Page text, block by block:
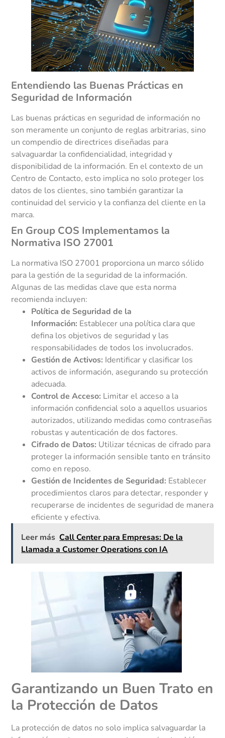
Entendiendo las Buenas Prácticas en
Seguridad de Información
Las buenas prácticas en seguridad de información no
son meramente un conjunto de reglas arbitrarias, sino
un compendio de directrices diseñadas para
salvaguardar la confidencialidad, integridad y
disponibilidad de la información. En el contexto de un
Centro de Contacto, esto implica no solo proteger los
datos de los clientes, sino también garantizar la
continuidad del servicio y la confianza del cliente en la
marca.
En Group COS Implementamos la
Normativa ISO 27001
La normativa ISO 27001 proporciona un marco sólido
para la gestión de la seguridad de la información.
Algunas de las medidas clave que esta norma
recomienda incluyen:
Política de Seguridad de la
Información: Establecer una política clara que
defina los objetivos de seguridad y las
responsabilidades de todos los involucrados.
Gestión de Activos: Identificar y clasificar los
activos de información, asegurando su protección
adecuada.
Control de Acceso: Limitar el acceso a la
información confidencial solo a aquellos usuarios
autorizados, utilizando medidas como contraseñas
robustas y autenticación de dos factores.
Cifrado de Datos: Utilizar técnicas de cifrado para
proteger la información sensible tanto en tránsito
como en reposo.
Gestión de Incidentes de Seguridad: Establecer
procedimientos claros para detectar, responder y
recuperarse de incidentes de seguridad de manera
eficiente y efectiva.
Leer más Call Center para Empresas: De la
Llamada a Customer Operations con IA
Garantizando un Buen Trato en
la Protección de Datos
La protección de datos no solo implica salvaguardar la